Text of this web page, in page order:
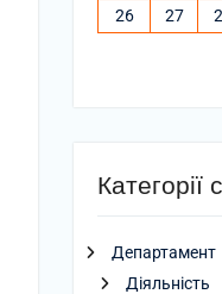
26
27
Категорії
Департамент
Діяльність